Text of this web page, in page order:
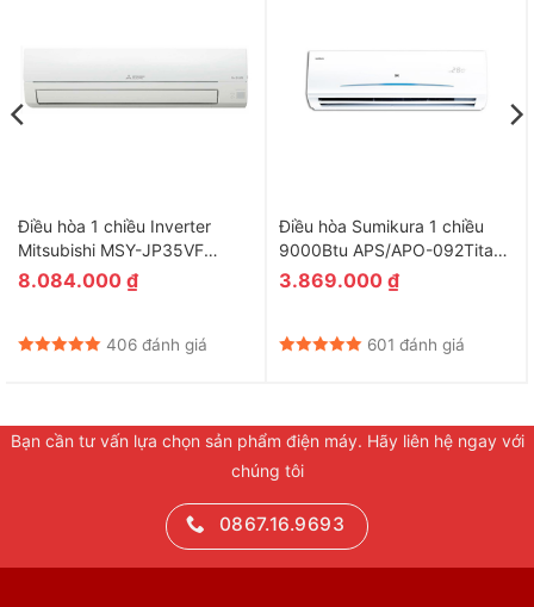
Điều hòa 1 chiều Inverter
Mitsubishi MSY-JP35VF
12.000BTU
8.084.000 ₫
406 đánh giá
Điều hòa Sumikura 1 chiều
9000Btu APS/APO-092Titan-
A
3.869.000 ₫
601 đánh giá
Bạn cần tư vấn lựa chọn sản phẩm điện máy. Hãy liên hệ ngay với
chúng tôi
0867.16.9693